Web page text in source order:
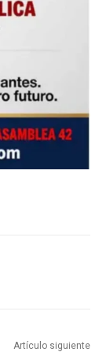
Artículo siguiente